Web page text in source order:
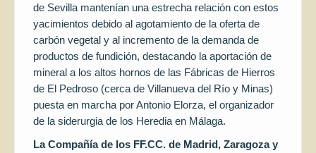
de Sevilla mantenían una estrecha relación con estos
yacimientos debido al agotamiento de la oferta de
carbón vegetal y al incremento de la demanda de
productos de fundición, destacando la aportación de
mineral a los altos hornos de las Fábricas de Hierros
de El Pedroso (cerca de Villanueva del Río y Minas)
puesta en marcha por Antonio Elorza, el organizador
de la siderurgia de los Heredia en Málaga.
La Compañía de los FF.CC. de Madrid, Zaragoza y